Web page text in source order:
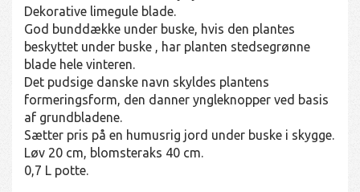
Dekorative limegule blade.
God bunddække under buske, hvis den plantes
beskyttet under buske , har planten stedsegrønne
blade hele vinteren.
Det pudsige danske navn skyldes plantens
formeringsform, den danner yngleknopper ved basis
af grundbladene.
Sætter pris på en humusrig jord under buske i skygge.
Løv 20 cm, blomsteraks 40 cm.
0,7 L potte.